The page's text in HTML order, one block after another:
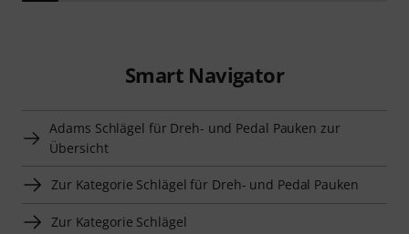
Smart Navigator
Adams Schlägel für Dreh- und Pedal Pauken zur
Übersicht
Zur Kategorie Schlägel für Dreh- und Pedal Pauken
Zur Kategorie Schlägel